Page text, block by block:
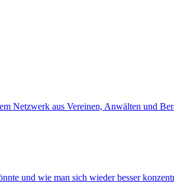
Netzwerk aus Vereinen, Anwälten und
und wie man sich wieder besser